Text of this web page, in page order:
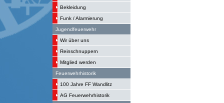
Bekleidung
Funk / Alarmierung
Jugendfeuerwehr
Wir über uns
Reinschnuppern
Mitglied werden
Feuerwehrhistorik
100 Jahre FF Wandlitz
AG Feuerwehrhistorik